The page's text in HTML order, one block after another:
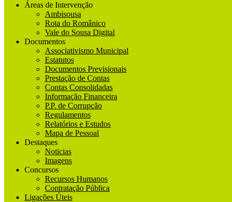
Áreas de Intervenção
Ambisousa
Rota do Românico
Vale do Sousa Digital
Documentos
Associativismo Municipal
Estatutos
Documentos Previsionais
Prestação de Contas
Contas Consolidadas
Informação Financeira
P.P. de Corrupção
Regulamentos
Relatórios e Estudos
Mapa de Pessoal
Destaques
Noticias
Imagens
Concursos
Recursos Humanos
Contratação Pública
Ligações Úteis